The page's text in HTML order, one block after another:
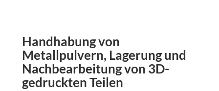
Handhabung von
Metallpulvern, Lagerung und
Nachbearbeitung von 3D-
gedruckten Teilen